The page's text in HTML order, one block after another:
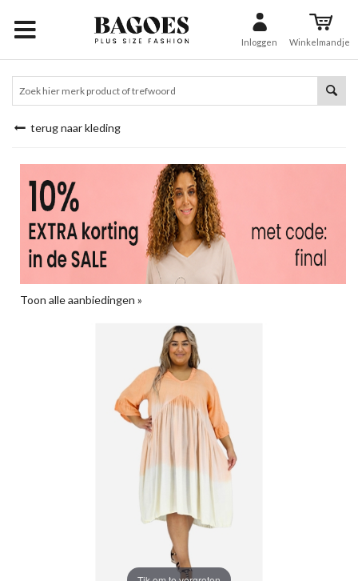
Inloggen Winkelmandje
terug naar kleding
Toon alle aanbiedingen »